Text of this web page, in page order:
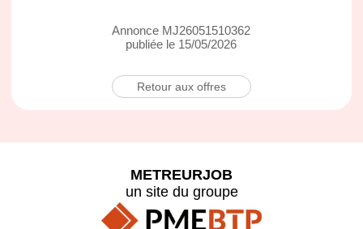
Annonce MJ26051510362
publiée le 15/05/2026
Retour aux offres
METREURJOB
un site du groupe